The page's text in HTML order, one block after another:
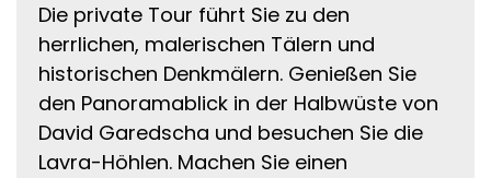
Die private Tour führt Sie zu den
herrlichen, malerischen Tälern und
historischen Denkmälern. Genießen Sie
den Panoramablick in der Halbwüste von
David Garedscha und besuchen Sie die
Lavra-Höhlen. Machen Sie einen